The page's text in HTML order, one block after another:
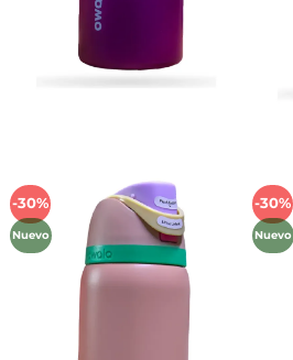
-30%
Nuevo
Añadir
lista de
deseos
-30%
Nuevo